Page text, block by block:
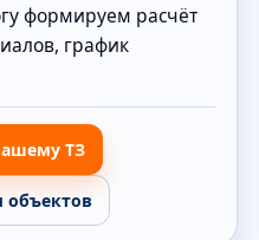
формируем расчёт
график
ТЗ
объектов